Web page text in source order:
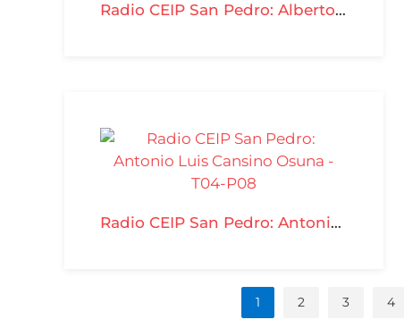
Radio CEIP San Pedro: Alberto Alcántara - T04-P10
Radio CEIP San Pedro: Antonio Luis Cansino Osuna - T04-P08
1 2 3 4